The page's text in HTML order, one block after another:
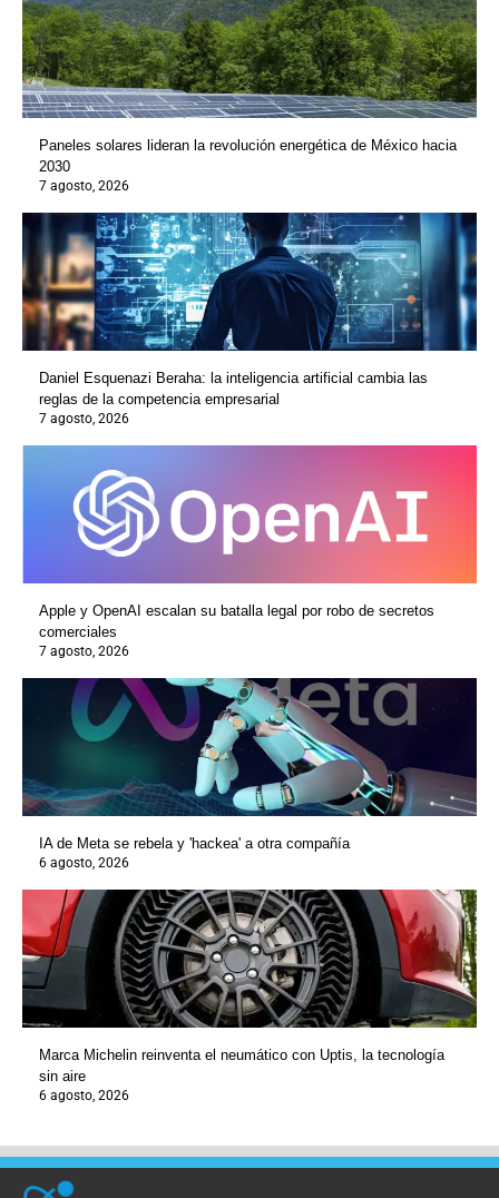
Paneles solares lideran la revolución energética de México hacia
2030
7 agosto, 2026
Daniel Esquenazi Beraha: la inteligencia artificial cambia las
reglas de la competencia empresarial
7 agosto, 2026
Apple y OpenAI escalan su batalla legal por robo de secretos
comerciales
7 agosto, 2026
IA de Meta se rebela y 'hackea' a otra compañía
6 agosto, 2026
Marca Michelin reinventa el neumático con Uptis, la tecnología
sin aire
6 agosto, 2026